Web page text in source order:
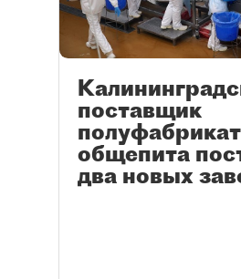
поставщик
общепита
два новых